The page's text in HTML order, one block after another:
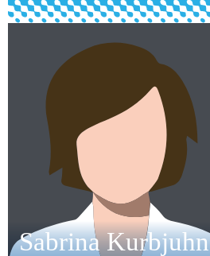
Sabrina Kurbjuhn